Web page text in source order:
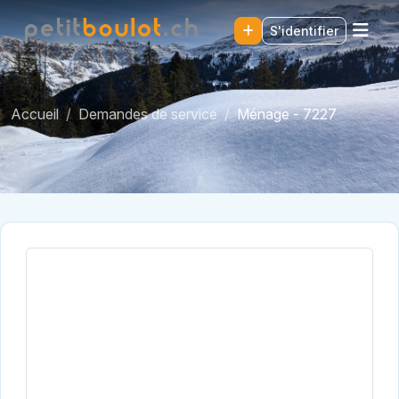
S'identifier
Accueil Demandes de service Ménage - 7227